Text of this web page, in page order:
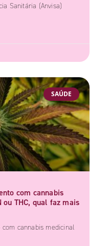
Sanitária (Anvisa)
SAÚDE
com cannabis
ou THC, qual faz mais
cannabis medicinal